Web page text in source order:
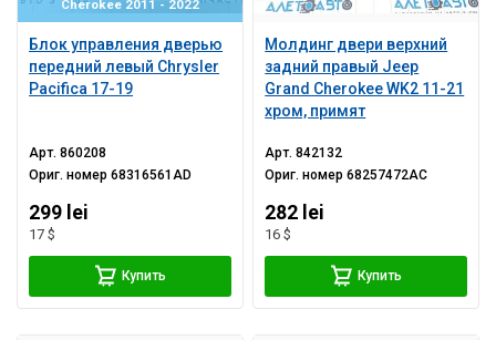
Cherokee 2011 - 2022
Блок управления дверью
передний левый Chrysler
Pacifica 17-19
Арт.860208
Ориг. номер68316561AD
299 lei
17 $
Купить
Молдинг двери верхний
задний правый Jeep
Grand Cherokee WK2 11-21
хром, примят
Арт.842132
Ориг. номер68257472AC
282 lei
16 $
Купить